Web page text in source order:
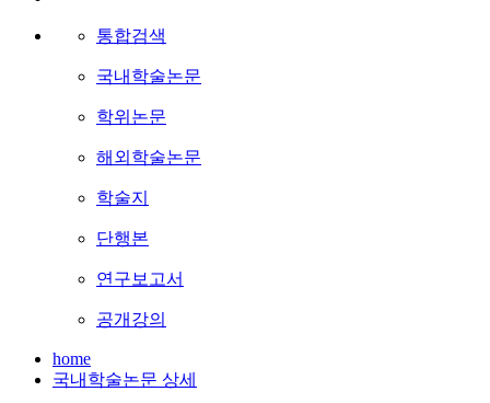
통합검색
국내학술논문
학위논문
해외학술논문
학술지
단행본
연구보고서
공개강의
home
국내학술논문 상세